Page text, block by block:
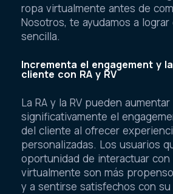
ropa virtualmente antes de
Nosotros, te ayudamos a
sencilla.
Incrementa el engagement y
cliente con RA y RV
La RA y la RV pueden aumentar
significativamente el
del cliente al ofrecer
personalizadas. Los usuarios
oportunidad de interactuar
virtualmente son más
y a sentirse satisfechos con su